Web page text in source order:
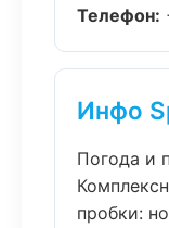
Телефон:
Инфо
Погода и
пробки: